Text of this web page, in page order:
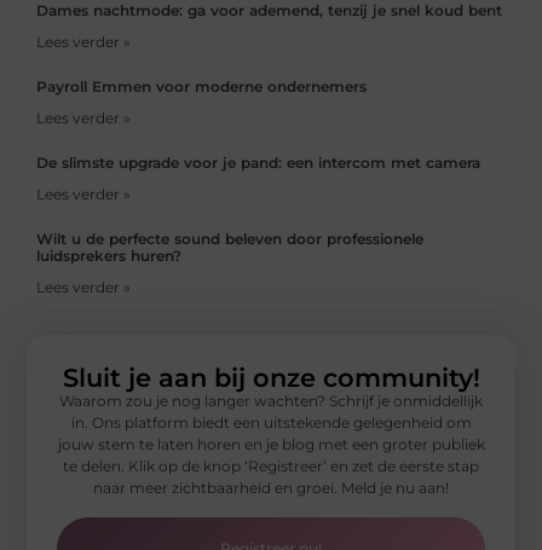
Dames nachtmode: ga voor ademend, tenzij je snel koud bent
Lees verder »
Payroll Emmen voor moderne ondernemers
Lees verder »
De slimste upgrade voor je pand: een intercom met camera
Lees verder »
Wilt u de perfecte sound beleven door professionele
luidsprekers huren?
Lees verder »
Sluit je aan bij onze community!
Waarom zou je nog langer wachten? Schrijf je onmiddellijk
in. Ons platform biedt een uitstekende gelegenheid om
jouw stem te laten horen en je blog met een groter publiek
te delen. Klik op de knop ‘Registreer’ en zet de eerste stap
naar meer zichtbaarheid en groei. Meld je nu aan!